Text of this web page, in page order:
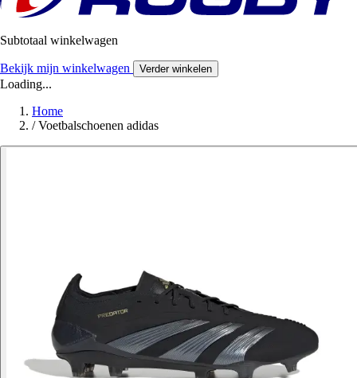
Subtotaal winkelwagen
Bekijk mijn winkelwagen Verder winkelen
Loading...
Home
/ Voetbalschoenen adidas